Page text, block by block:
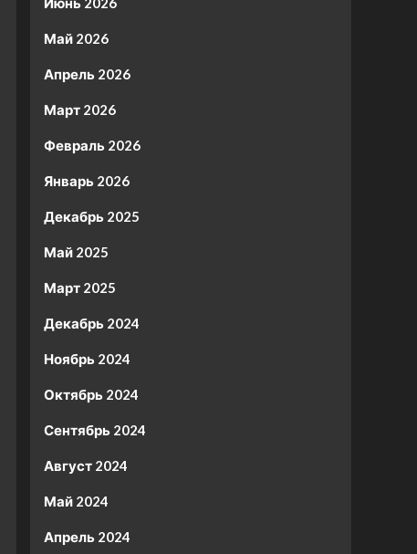
Май 2026
Апрель 2026
Март 2026
Февраль 2026
Январь 2026
Декабрь 2025
Май 2025
Март 2025
Декабрь 2024
Ноябрь 2024
Октябрь 2024
Сентябрь 2024
Август 2024
Май 2024
Апрель 2024